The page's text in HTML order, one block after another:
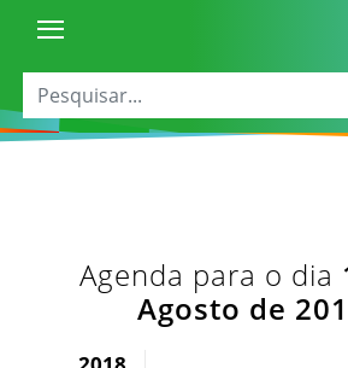
Agenda para o dia
Agosto de